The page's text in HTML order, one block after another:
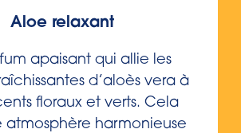
Aloe relaxant
apaisant qui allie les
d’aloès vera à
floraux et verts. Cela
atmosphère harmonieuse